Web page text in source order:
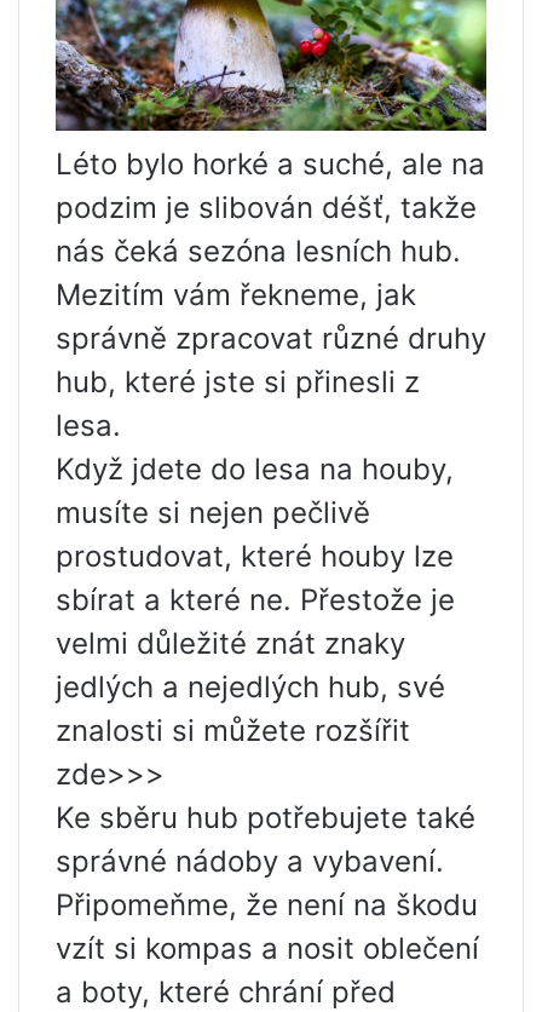
Léto bylo horké a suché, ale na
podzim je slibován déšť, takže
nás čeká sezóna lesních hub.
Mezitím vám řekneme, jak
správně zpracovat různé druhy
hub, které jste si přinesli z
lesa.
Když jdete do lesa na houby,
musíte si nejen pečlivě
prostudovat, které houby lze
sbírat a které ne. Přestože je
velmi důležité znát znaky
jedlých a nejedlých hub, své
znalosti si můžete rozšířit
zde>>>
Ke sběru hub potřebujete také
správné nádoby a vybavení.
Připomeňme, že není na škodu
vzít si kompas a nosit oblečení
a boty, které chrání před